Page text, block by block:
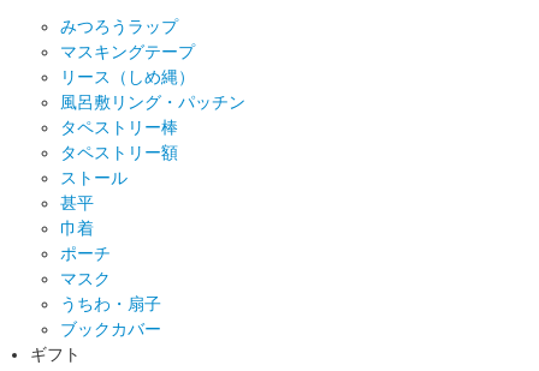
みつろうラップ
マスキングテープ
リース（しめ縄）
風呂敷リング・パッチン
タペストリー棒
タペストリー額
ストール
甚平
巾着
ポーチ
マスク
うちわ・扇子
ブックカバー
ギフト